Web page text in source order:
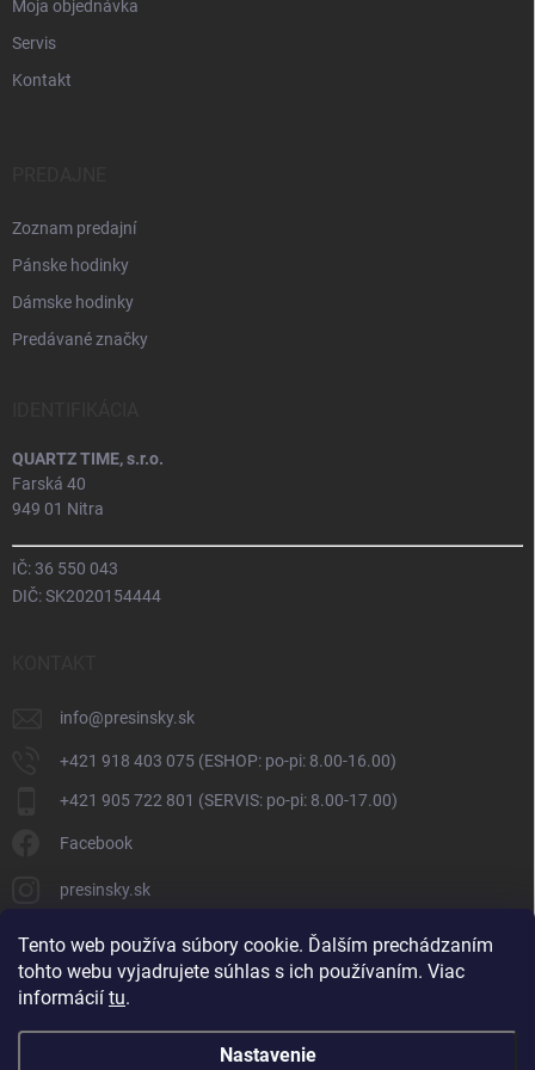
Tento web používa súbory cookie. Ďalším prechádzaním
tohto webu vyjadrujete súhlas s ich používaním. Viac
informácií tu.
Nastavenie
Moja objednávka
Servis
Kontakt
Zoznam predajní
Pánske hodinky
Dámske hodinky
Predávané značky
QUARTZ TIME, s.r.o.
Farská 40
949 01 Nitra
IČ: 36 550 043
DIČ: SK2020154444
info@presinsky.sk
+421 918 403 075 (ESHOP: po-pi: 8.00-16.00)
+421 905 722 801 (SERVIS: po-pi: 8.00-17.00)
Facebook
presinsky.sk